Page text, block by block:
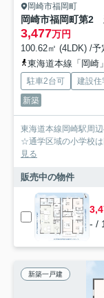
岡崎市福岡町
岡崎市福岡町第
3,477万円
100.62㎡ (4LDK) /予
東海道本線「岡崎
駐車2台可 建設住
新築
東海道本線岡崎駅周
☆通学区域の小学校
見る
販売中の物件
- /
新築一戸建